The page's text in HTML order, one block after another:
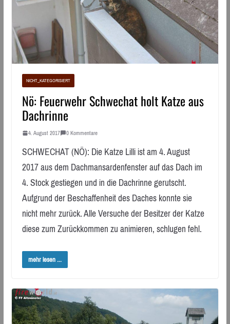
NICHT_KATEGORISIERT
Nö: Feuerwehr Schwechat holt Katze aus
Dachrinne
4. August 2017 0 Kommentare
SCHWECHAT (NÖ): Die Katze Lilli ist am 4. August
2017 aus dem Dachmansardenfenster auf das Dach im
4. Stock gestiegen und in die Dachrinne gerutscht.
Aufgrund der Beschaffenheit des Daches konnte sie
nicht mehr zurück. Alle Versuche der Besitzer der Katze
diese zum Zurückkommen zu animieren, schlugen fehl.
mehr lesen ...